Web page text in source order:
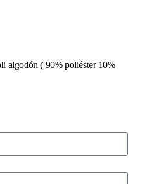
algodón ( 90% poliéster 10%